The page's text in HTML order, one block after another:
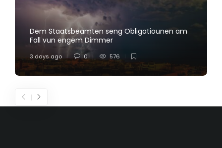
Dem Staatsbeamten seng Obligatiounen am
Fall vun engem Dimmer
3 days ago 0 576